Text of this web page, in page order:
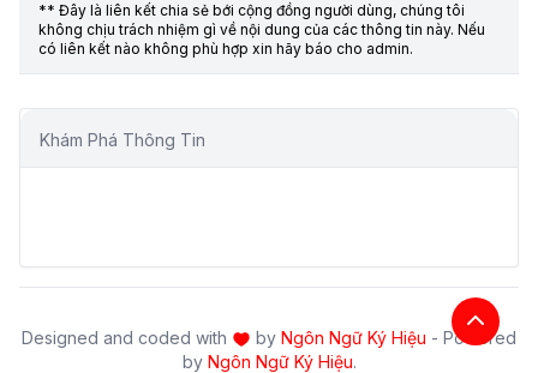
** Đây là liên kết chia sẻ bới cộng đồng người dùng, chúng tôi
không chịu trách nhiệm gì về nội dung của các thông tin này. Nếu
có liên kết nào không phù hợp xin hãy báo cho admin.
Khám Phá Thông Tin
Designed and coded with by Ngôn Ngữ Ký Hiệu - Powered
by Ngôn Ngữ Ký Hiệu.